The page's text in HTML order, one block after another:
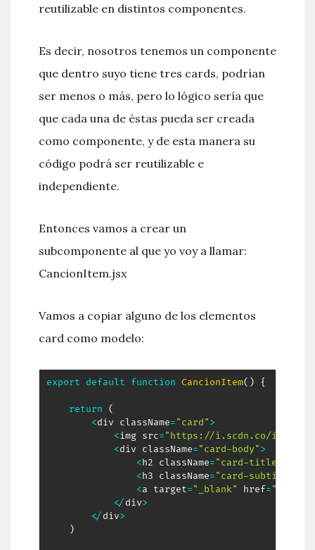
reutilizable en distintos componentes.
Es decir, nosotros tenemos un componente
que dentro suyo tiene tres cards, podrían
ser menos o más, pero lo lógico sería que
que cada una de éstas pueda ser creada
como componente, y de esta manera su
código podrá ser reutilizable e
independiente.
Entonces vamos a crear un
subcomponente al que yo voy a llamar:
CancionItem.jsx
Vamos a copiar alguno de los elementos
card como modelo:
export default function CancionItem( ) {
return
(
<div className="card">
<img src="https://i.scdn.co/image/
<div className="card-body">
<h2 className="card-title"
<h3 className="card-subtitle
<a target="_blank" href=
</div>
</div>
)